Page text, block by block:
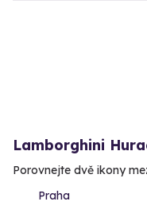
Lamborghini
Porovnejte dvě ikony
Praha